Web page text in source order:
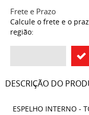
Frete e Prazo
Calcule o frete e o
região:
DESCRIÇÃO DO
ESPELHO INTERNO -